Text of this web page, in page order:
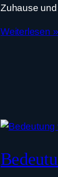
Zuhause
Weiterlesen »